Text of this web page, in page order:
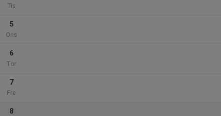
Tis
5
Ons
6
Tor
7
Fre
8